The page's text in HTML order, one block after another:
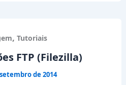
, Tutoriais
FTP (Filezilla)
de 2014